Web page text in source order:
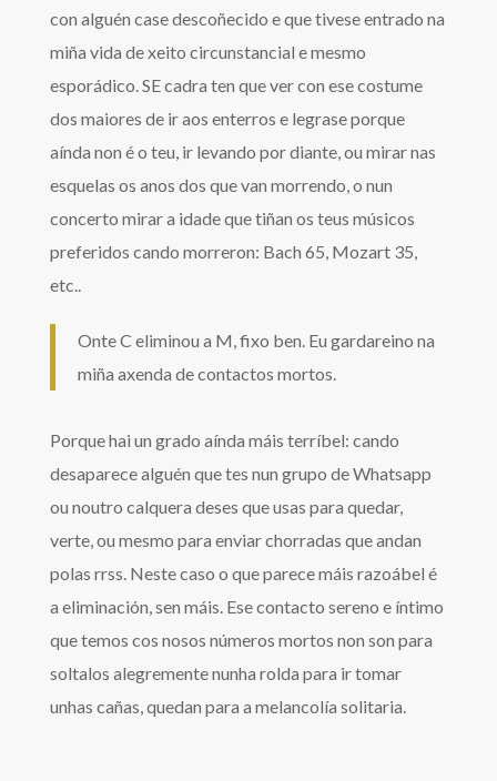
con alguén case descoñecido e que tivese entrado na
miña vida de xeito circunstancial e mesmo
esporádico. SE cadra ten que ver con ese costume
dos maiores de ir aos enterros e legrase porque
aínda non é o teu, ir levando por diante, ou mirar nas
esquelas os anos dos que van morrendo, o nun
concerto mirar a idade que tiñan os teus músicos
preferidos cando morreron: Bach 65, Mozart 35,
etc..
Onte C eliminou a M, fixo ben. Eu gardareino na
miña axenda de contactos mortos.
Porque hai un grado aínda máis terríbel: cando
desaparece alguén que tes nun grupo de Whatsapp
ou noutro calquera deses que usas para quedar,
verte, ou mesmo para enviar chorradas que andan
polas rrss. Neste caso o que parece máis razoábel é
a eliminación, sen máis. Ese contacto sereno e íntimo
que temos cos nosos números mortos non son para
soltalos alegremente nunha rolda para ir tomar
unhas cañas, quedan para a melancolía solitaria.